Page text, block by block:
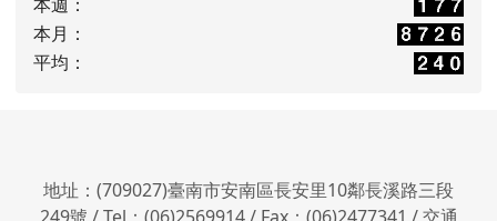
本月：
平均：
地址：(709027)臺南市安南區長安里10鄰長溪路三段
249號 / Tel：(06)2569914 / Fax：(06)2477341 /交通